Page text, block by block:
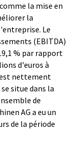
la mise en
la
Le
(EBITDA)
% par rapport
d'euros à
nettement
situe dans la
de
AG a eu un
de la période